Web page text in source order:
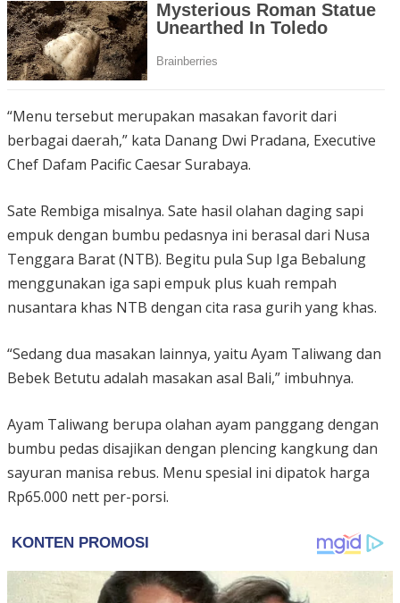
“Menu tersebut merupakan masakan favorit dari
berbagai daerah,” kata Danang Dwi Pradana, Executive
Chef Dafam Pacific Caesar Surabaya.
Sate Rembiga misalnya. Sate hasil olahan daging sapi
empuk dengan bumbu pedasnya ini berasal dari Nusa
Tenggara Barat (NTB). Begitu pula Sup Iga Bebalung
menggunakan iga sapi empuk plus kuah rempah
nusantara khas NTB dengan cita rasa gurih yang khas.
“Sedang dua masakan lainnya, yaitu Ayam Taliwang dan
Bebek Betutu adalah masakan asal Bali,” imbuhnya.
Ayam Taliwang berupa olahan ayam panggang dengan
bumbu pedas disajikan dengan plencing kangkung dan
sayuran manisa rebus. Menu spesial ini dipatok harga
Rp65.000 nett per-porsi.